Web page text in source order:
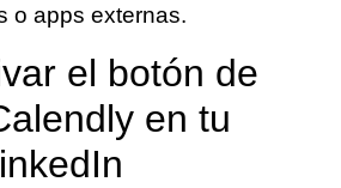
o apps externas.
el botón de
en tu